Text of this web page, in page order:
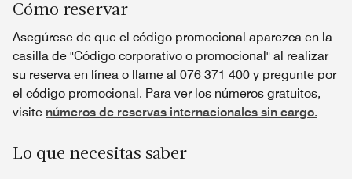
Cómo reservar
Asegúrese de que el código promocional aparezca en la
casilla de "Código corporativo o promocional" al realizar
su reserva en línea o llame al 076 371 400 y pregunte por
el código promocional. Para ver los números gratuitos,
visite números de reservas internacionales sin cargo.
Lo que necesitas saber